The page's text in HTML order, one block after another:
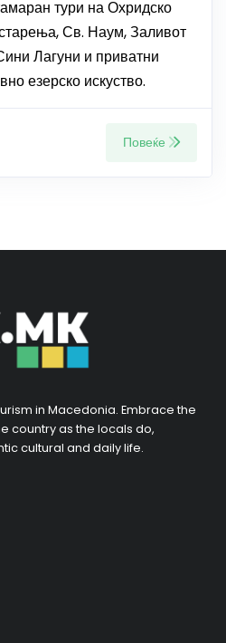
тури на Охридско
Св. Наум, Заливот
Лагуни и приватни
езерско искуство.
Повеќе
in Macedonia. Embrace the
country as the locals do,
cultural and daily life.